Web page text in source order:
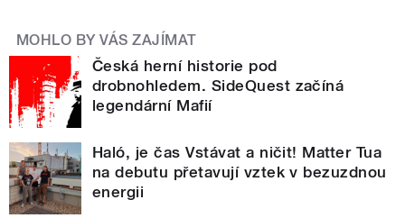
MOHLO BY VÁS ZAJÍMAT
Česká herní historie pod
drobnohledem. SideQuest začíná
legendární Mafií
Haló, je čas Vstávat a ničit! Matter Tua
na debutu přetavují vztek v bezuzdnou
energii